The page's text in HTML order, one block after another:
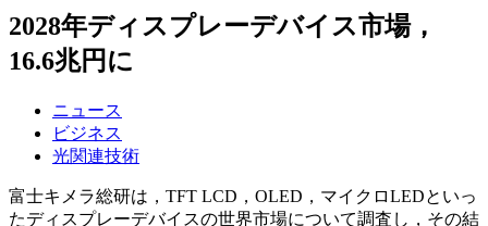
2028年ディスプレーデバイス市場，
16.6兆円に
ニュース
ビジネス
光関連技術
富士キメラ総研は，TFT LCD，OLED，マイクロLEDといっ
たディスプレーデバイスの世界市場について調査し，その結